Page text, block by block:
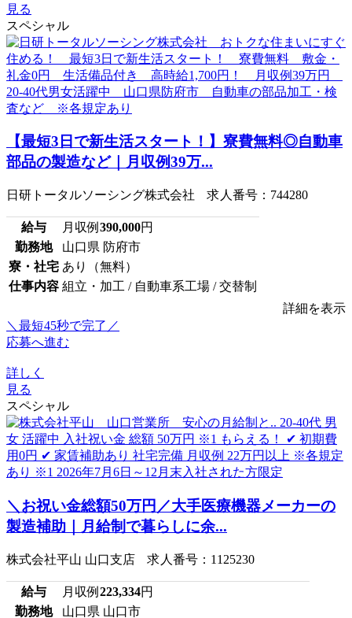
見る
スペシャル
【最短3日で新生活スタート！】寮費無料◎自動車
部品の製造など｜月収例39万...
日研トータルソーシング株式会社 求人番号：744280
給与 月収例 390,000円
勤務地
山口県 防府市
寮・社宅 あり（無料）
仕事内容 組立・加工 / 自動車系工場 / 交替制
詳細を表示
＼最短45秒で完了／
応募へ進む
詳しく
見る
スペシャル
＼お祝い金総額50万円／大手医療機器メーカーの
製造補助｜月給制で暮らしに余...
株式会社平山 山口支店 求人番号：1125230
給与 月収例 223,334円
勤務地
山口県 山口市